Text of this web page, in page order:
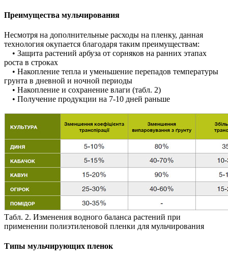
Преимущества мульчирования
Несмотря на дополнительные расходы на пленку, данная
технология окупается благодаря таким преимуществам:
• Защита растений арбуза от сорняков на ранних этапах
роста в строках
• Накопление тепла и уменьшение перепадов температуры
грунта в дневной и ночной периоды
• Накопление и сохранение влаги (табл. 2)
• Получение продукции на 7-10 дней раньше
Табл. 2. Изменения водного баланса растений при
применении полиэтиленовой пленки для мульчирования
Типы мульчирующих пленок